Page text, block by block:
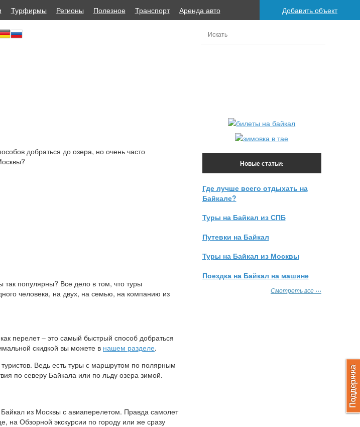
Добавить объект
Турфирмы Регионы Полезное Транспорт Аренда авто
добраться до озера, но очень часто
так популярны? Все дело в том, что туры
человека, на двух, на семью, на компанию из
перелет – это самый быстрый способ добраться
скидкой вы можете в нашем разделе.
Ведь есть туры с маршрутом по полярным
по северу Байкала или по льду озера зимой.
из Москвы с авиаперелетом. Правда самолет
на Обзорной экскурсии по городу или же сразу
Новые статьи:
Где лучше всего отдыхать на
Байкале?
Туры на Байкал из СПБ
Путевки на Байкал
Туры на Байкал из Москвы
Поездка на Байкал на машине
Смотреть все ›››